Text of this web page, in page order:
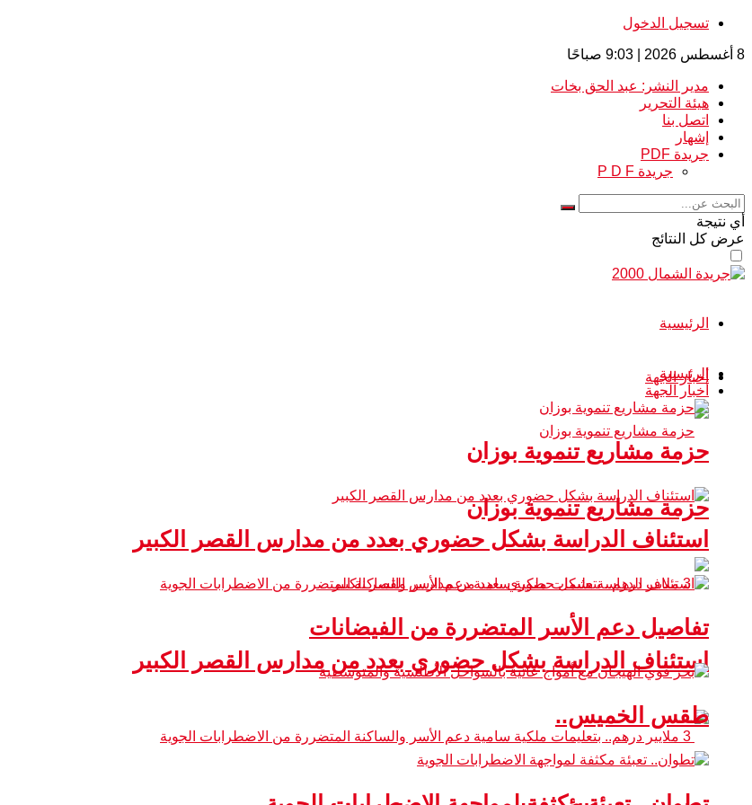
تسجيل الدخول
8 أغسطس 2026 | 9:03 صباحًا
مدير النشر: عبد الحق بخات
هيئة التحرير
اتصل بنا
إشهار
جريدة PDF
جريدة P D F
أي نتيجة
عرض كل النتائج
الرئيسية
أخبار الجهة
حزمة مشاريع تنموية بوزان
استئناف الدراسة بشكل حضوري بعدد من مدارس القصر الكبير
الرئيسية
أخبار الجهة
حزمة مشاريع تنموية بوزان
استئناف الدراسة بشكل حضوري بعدد من مدارس القصر الكبير
تفاصيل دعم الأسر المتضررة من الفيضانات
طقس الخميس..